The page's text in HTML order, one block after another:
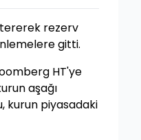
rezerv
gitti.
HT'ye
aşağı
kurun piyasadaki